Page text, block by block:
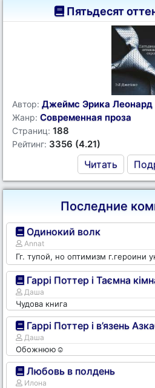
Пятьдесят
Автор: Джеймс Эрика Леонард
Жанр: Современная проза
Страниц: 188
Рейтинг: 3356 (4.21)
Читать
Последние
Одинокий волк
Annat
Гг. тупой, но оптимизм г.героини
Гаррі Поттер і Таємна
Даша
Чудова книга
Гаррі Поттер і в’язень
Даша
Обожнюю☺️
Любовь в полдень
Илона